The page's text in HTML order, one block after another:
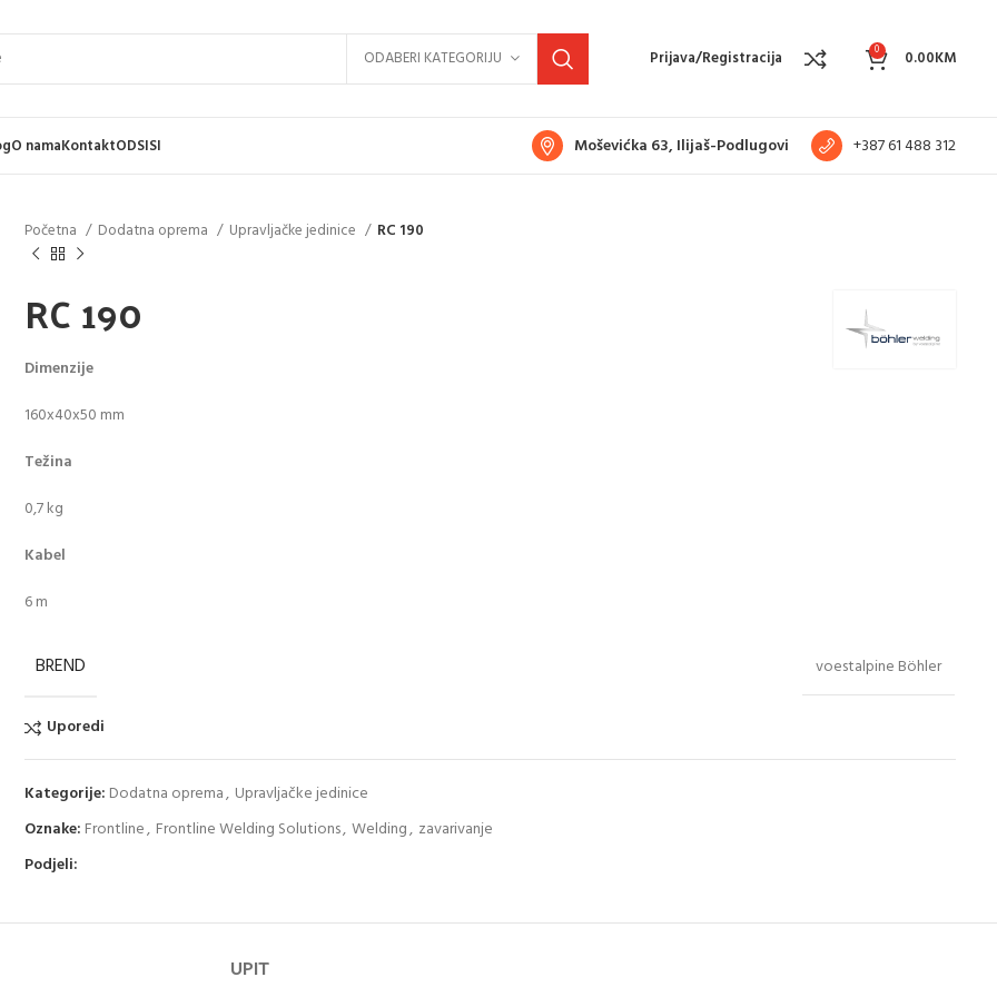
ODABERI KATEGORIJU Prijava/Registracija 0 0.00KM
O namaKontaktODSISI Moševićka 63, Ilijaš-Podlugovi +387 61 488 312
Početna Dodatna oprema Upravljačke jedinice RC 190
RC 190
Dimenzije
160x40x50 mm
Težina
0,7 kg
Kabel
6 m
BREND voestalpine Böhler
Uporedi
Kategorije: Dodatna oprema, Upravljačke jedinice
Oznake: Frontline, Frontline Welding Solutions, Welding, zavarivanje
Podjeli:
UPIT